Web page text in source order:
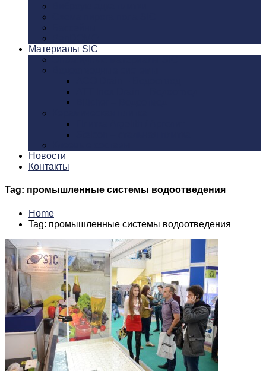
Материалы SIC
Новости
Контакты
Tag: промышленные системы водоотведения
Home
Tag: промышленные системы водоотведения